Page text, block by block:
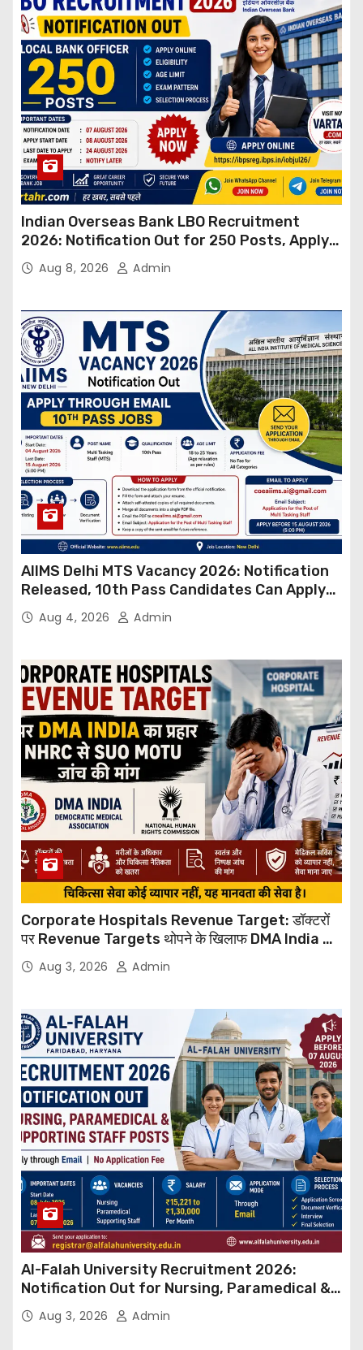
Indian Overseas Bank LBO Recruitment
2026: Notification Out for 250 Posts, Apply
OnlineAug 8, 2026 Admin
AIIMS Delhi MTS Vacancy 2026: Notification
Released, 10th Pass Candidates Can Apply
Through Email
Aug 4, 2026 Admin
Corporate Hospitals Revenue Target: डॉक्टरों
पर Revenue Targets थोपने के खिलाफ DMA India का
बड़ा कदम, NHRC से Suo Motu जांच की मांग
Aug 3, 2026 Admin
Al-Falah University Recruitment 2026:
Notification Out for Nursing, Paramedical &
Supporting Staff Posts, Apply Through Email
Aug 3, 2026 Admin